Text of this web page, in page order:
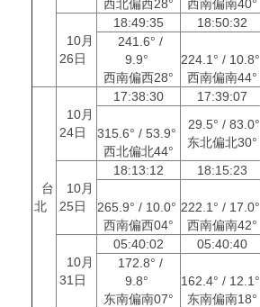
西北偏西28°
西南偏南40°
10月
26日
18:49:35 18:50:32
241.6° /
9.9°
西南偏西28°
224.1° / 10.8°
西南偏南44°
台
北
10月
24日
17:38:30 17:39:07
315.6° / 53.9°
西北偏北44°
29.5° / 83.0°
东北偏北30°
10月
25日
18:13:12 18:15:23
265.9° / 10.0°
西南偏西04°
222.1° / 17.0°
西南偏南42°
10月
31日
05:40:02 05:40:40
172.8° /
9.8°
东南偏南07°
162.4° / 12.1°
东南偏南18°